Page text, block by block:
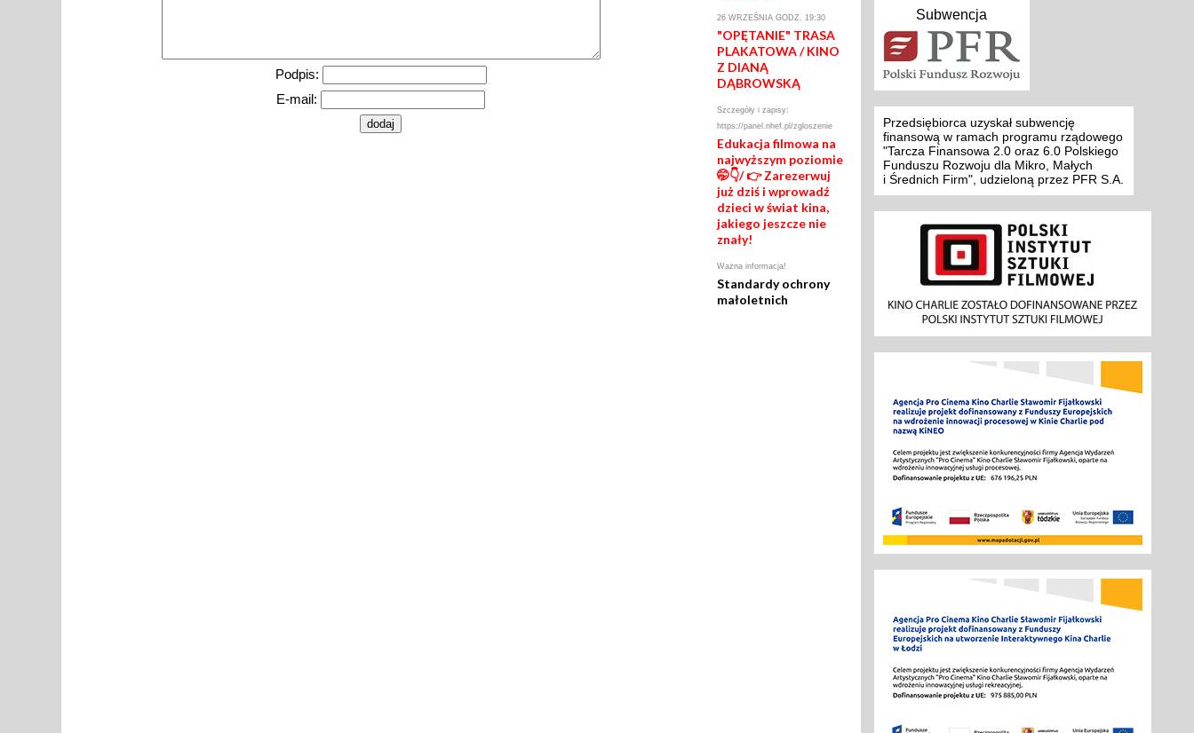
Podpis:
E-mail:
26 WRZEŚNIA GODZ. 19:30
"OPĘTANIE" TRASA
PLAKATOWA / KINO
Z DIANĄ
DĄBROWSKĄ
Szczegóły i zapisy:
https://panel.nhef.pl/zgloszenie
Edukacja filmowa na
najwyższym poziomie
🤭👇/ 👉 Zarezerwuj
już dziś i wprowadź
dzieci w świat kina,
jakiego jeszcze nie
znały!
Ważna informacja!
Standardy ochrony
małoletnich
Subwencja
Przedsiębiorca uzyskał subwencję
finansową w ramach programu rządowego
"Tarcza Finansowa 2.0 oraz 6.0 Polskiego
Funduszu Rozwoju dla Mikro, Małych
i Średnich Firm", udzieloną przez PFR S.A.